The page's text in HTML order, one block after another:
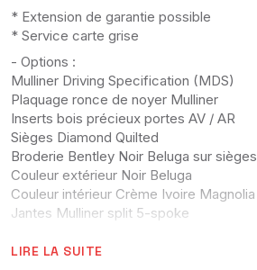
* Extension de garantie possible
* Service carte grise
- Options :
Mulliner Driving Specification (MDS)
Plaquage ronce de noyer Mulliner
Inserts bois précieux portes AV / AR
Sièges Diamond Quilted
Broderie Bentley Noir Beluga sur sièges
Couleur extérieur Noir Beluga
Couleur intérieur Crème Ivoire Magnolia
Jantes Mulliner split 5-spoke
Pneus x4
LIRE LA SUITE